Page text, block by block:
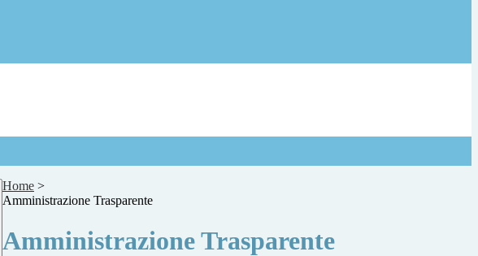
Home >
Amministrazione Trasparente
Amministrazione Trasparente